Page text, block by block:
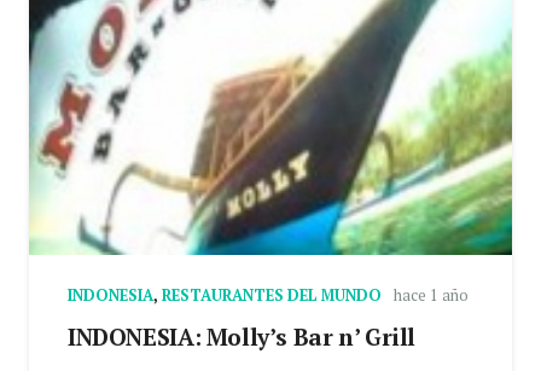
INDONESIA, RESTAURANTES DEL MUNDO hace 1 año
INDONESIA: Molly’s Bar n’ Grill